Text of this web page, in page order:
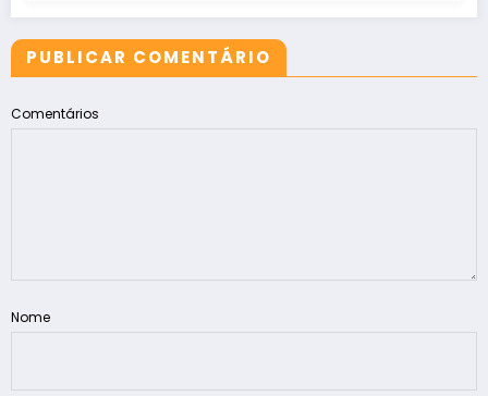
PUBLICAR COMENTÁRIO
Comentários
Nome